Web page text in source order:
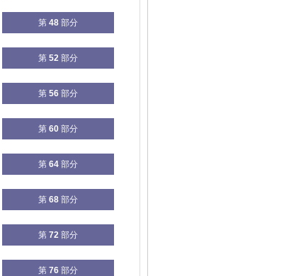
第 48 部分
第 52 部分
第 56 部分
第 60 部分
第 64 部分
第 68 部分
第 72 部分
第 76 部分